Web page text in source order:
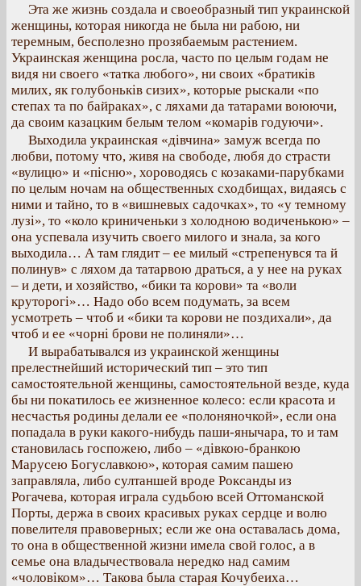
Эта же жизнь создала и своеобразный тип украинской
женщины, которая никогда не была ни рабою, ни
теремным, бесполезно прозябаемым растением.
Украинская женщина росла, часто по целым годам не
видя ни своего «татка любого», ни своих «братиків
милих, як голубоньків сизих», которые рыскали «по
степах та по байраках», с ляхами да татарами воюючи,
да своим казацким белым телом «комарів годуючи».
Выходила украинская «дівчина» замуж всегда по
любви, потому что, живя на свободе, любя до страсти
«вулицю» и «пісню», хороводясь с козаками-парубками
по целым ночам на общественных сходбищах, видаясь с
ними и тайно, то в «вишневых садочках», то «у темному
лузі», то «коло криниченьки з холодною водиченькою» –
она успевала изучить своего милого и знала, за кого
выходила… А там глядит – ее милый «стрепенувся та й
полинув» с ляхом да татарвою драться, а у нее на руках
– и дети, и хозяйство, «бики та корови» та «воли
круторогі»… Надо обо всем подумать, за всем
усмотреть – чтоб и «бики та корови не поздихали», да
чтоб и ее «чорні брови не полиняли»…
И вырабатывался из украинской женщины
прелестнейший исторический тип – это тип
самостоятельной женщины, самостоятельной везде, куда
бы ни покатилось ее жизненное колесо: если красота и
несчастья родины делали ее «полоняночкой», если она
попадала в руки какого-нибудь паши-янычара, то и там
становилась госпожею, либо – «дівкою-бранкою
Марусею Богуславкою», которая самим пашею
заправляла, либо султаншей вроде Роксанды из
Рогачева, которая играла судьбою всей Оттоманской
Порты, держа в своих красивых руках сердце и волю
повелителя правоверных; если же она оставалась дома,
то она в общественной жизни имела свой голос, а в
семье она владычествовала нередко над самим
«чоловіком»… Такова была старая Кочубеиха…